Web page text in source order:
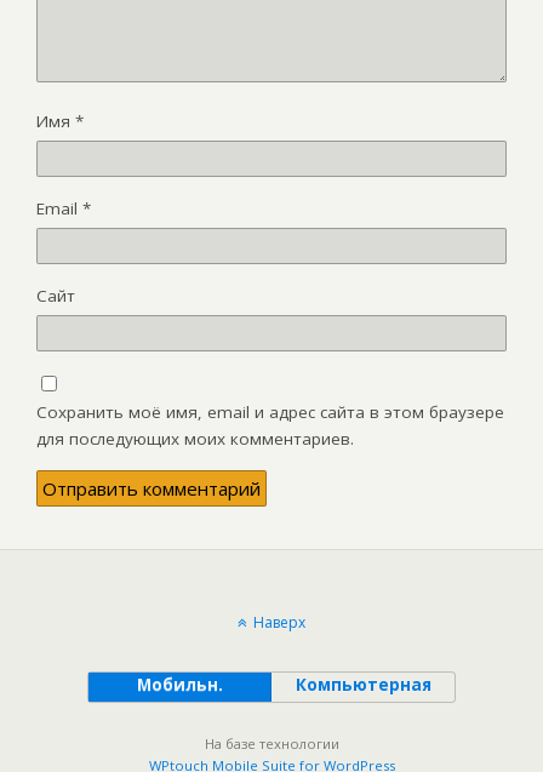
Имя *
Email *
Сайт
Сохранить моё имя, email и адрес сайта в этом браузере
для последующих моих комментариев.
Наверх
Мобильн. Компьютерная
На базе технологии
WPtouch Mobile Suite for WordPress